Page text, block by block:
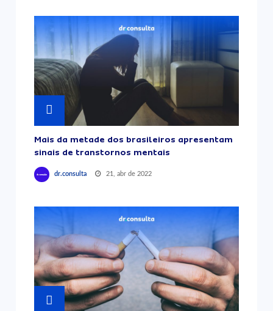
Mais da metade dos brasileiros apresentam
sinais de transtornos mentais
dr.consulta 21, abr de 2022